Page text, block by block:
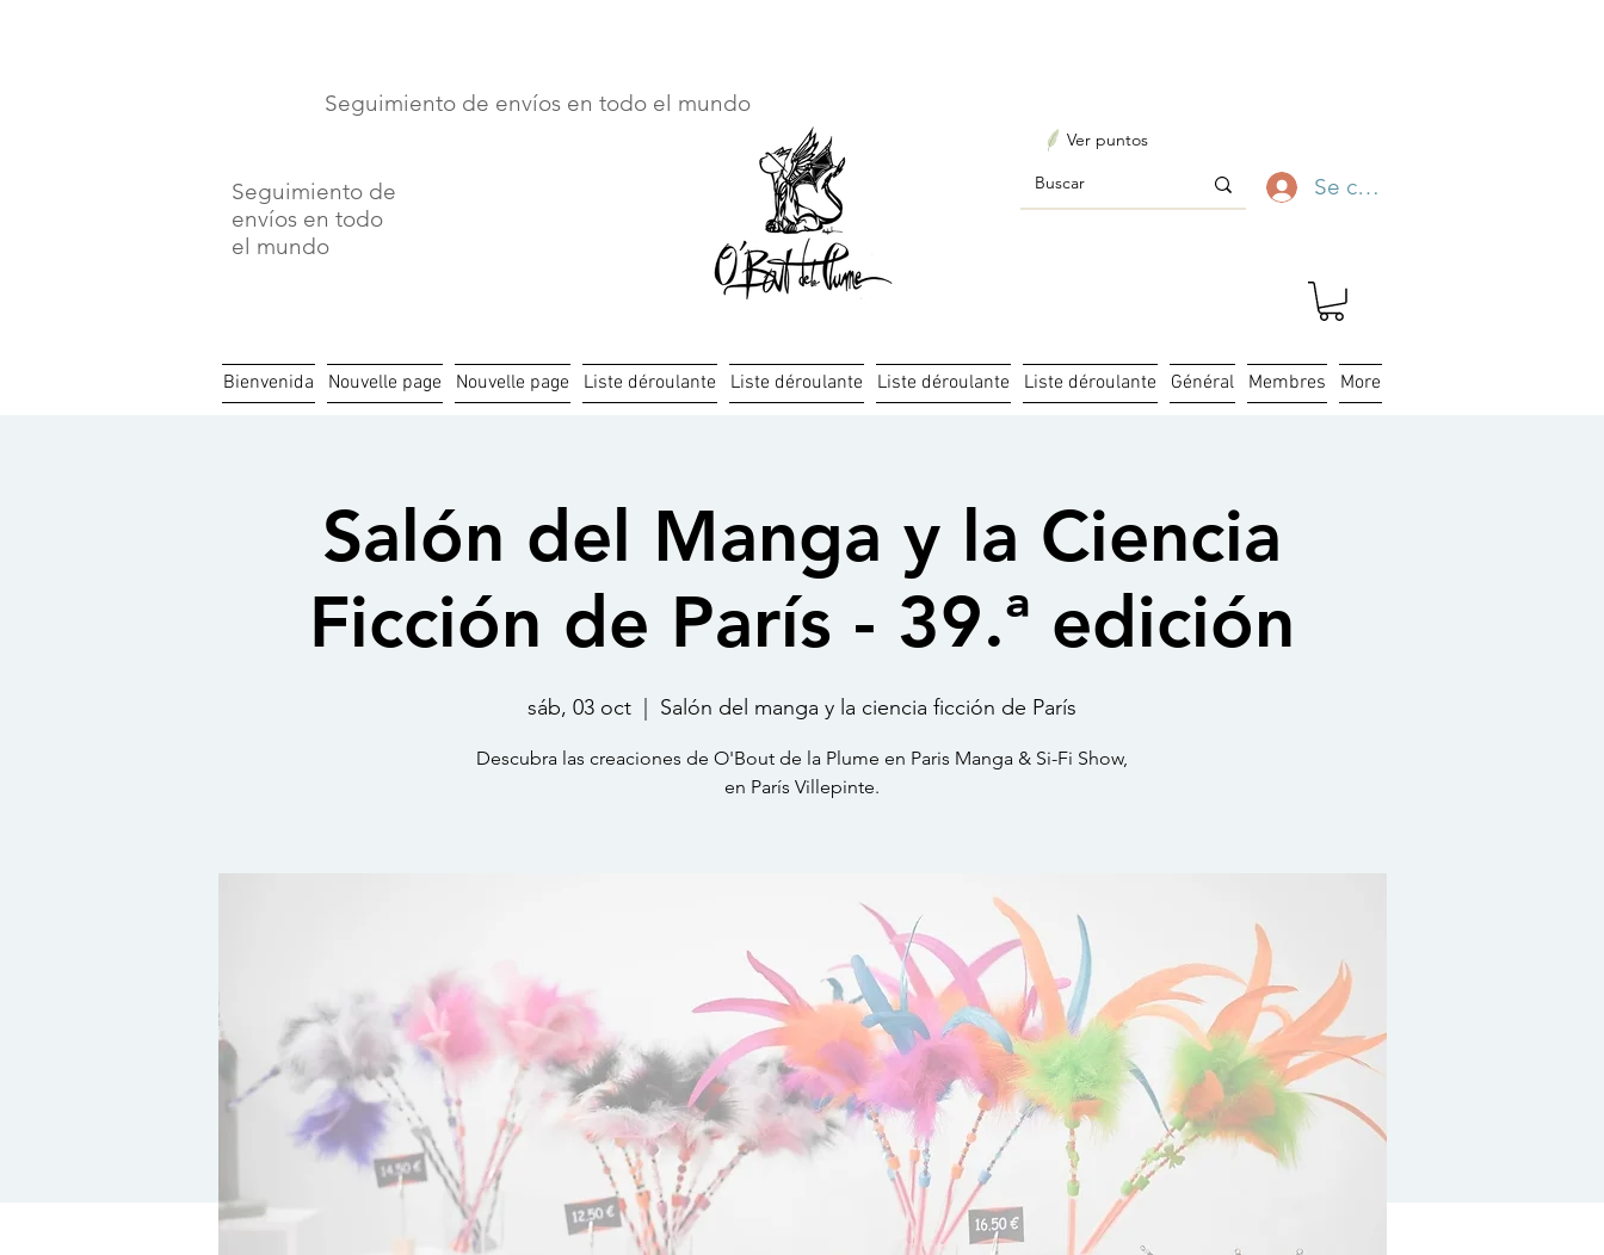
Seguimiento de envíos en todo el mundo
Seguimiento de
envíos en todo
el mundo
Ver puntos
Se connecter
Bienvenida Nouvelle page Nouvelle page Liste déroulante Liste déroulante Liste déroulante Liste déroulante Général Membres More
Salón del Manga y la Ciencia
Ficción de París - 39.ª edición
sáb, 03 oct Salón del manga y la ciencia ficción de París
Descubra las creaciones de O'Bout de la Plume en Paris Manga & Si-Fi Show,
en París Villepinte.